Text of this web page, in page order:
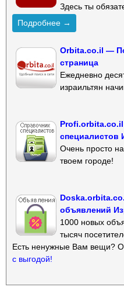
Здесь ты
Подробнее →
Orbita.co.il —
страница
Ежедневно
израильтян
специалистов
Очень просто
твоем городе!
объявлений
1000 новых
тысяч
Есть ненужные Вам вещи?
с выгодой!